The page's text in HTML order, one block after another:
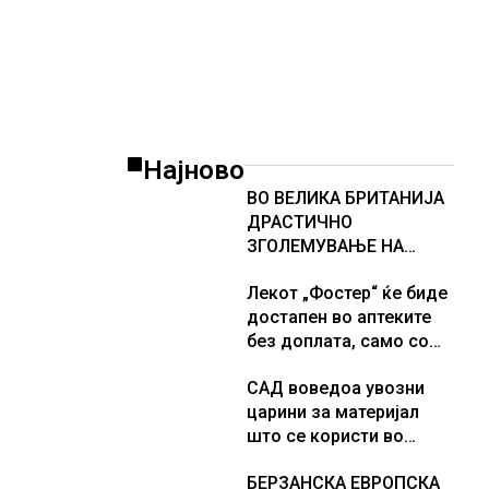
Најново
ВО ВЕЛИКА БРИТАНИЈА
ДРАСТИЧНО
ЗГОЛЕМУВАЊЕ НА
РАБОТНИЦИ НА ЦРНО
Лекот „Фостер“ ќе биде
достапен во аптеките
без доплата, само со
партиципација
САД воведоа увозни
царини за материјал
што се користи во
чипови
БЕРЗАНСКА ЕВРОПСКА